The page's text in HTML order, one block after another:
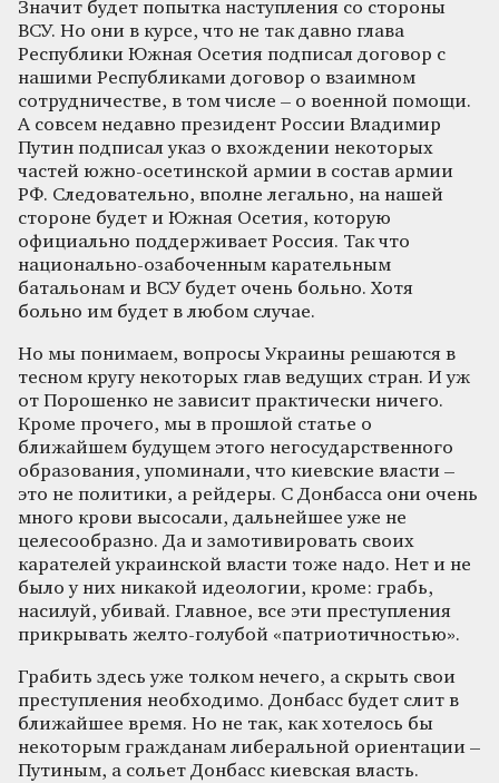
Значит будет попытка наступления со стороны
ВСУ. Но они в курсе, что не так давно глава
Республики Южная Осетия подписал договор с
нашими Республиками договор о взаимном
сотрудничестве, в том числе – о военной помощи.
А совсем недавно президент России Владимир
Путин подписал указ о вхождении некоторых
частей южно-осетинской армии в состав армии
РФ. Следовательно, вполне легально, на нашей
стороне будет и Южная Осетия, которую
официально поддерживает Россия. Так что
национально-озабоченным карательным
батальонам и ВСУ будет очень больно. Хотя
больно им будет в любом случае.
Но мы понимаем, вопросы Украины решаются в
тесном кругу некоторых глав ведущих стран. И уж
от Порошенко не зависит практически ничего.
Кроме прочего, мы в прошлой статье о
ближайшем будущем этого негосударственного
образования, упоминали, что киевские власти –
это не политики, а рейдеры. С Донбасса они очень
много крови высосали, дальнейшее уже не
целесообразно. Да и замотивировать своих
карателей украинской власти тоже надо. Нет и не
было у них никакой идеологии, кроме: грабь,
насилуй, убивай. Главное, все эти преступления
прикрывать желто-голубой «патриотичностью».
Грабить здесь уже толком нечего, а скрыть свои
преступления необходимо. Донбасс будет слит в
ближайшее время. Но не так, как хотелось бы
некоторым гражданам либеральной ориентации –
Путиным, а сольет Донбасс киевская власть.